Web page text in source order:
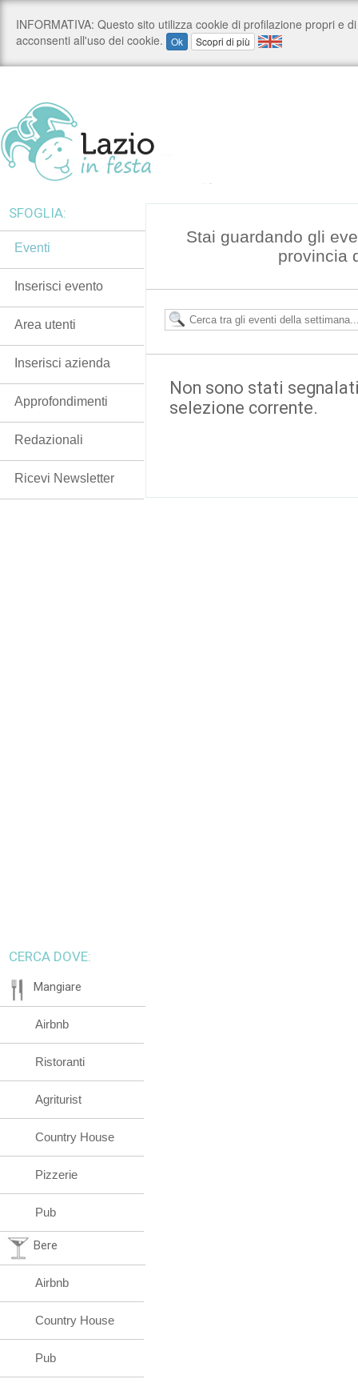
Stai guardando gli
provincia
Non sono stati
selezione corrente.
SFOGLIA:
Eventi
Inserisci evento
Area utenti
Inserisci azienda
Approfondimenti
Redazionali
Ricevi Newsletter
CERCA DOVE:
Mangiare
Airbnb
Ristoranti
Agriturist
Country House
Pizzerie
Pub
Bere
Airbnb
Country House
Pub